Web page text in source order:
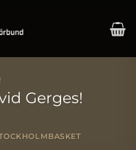
Gerges!